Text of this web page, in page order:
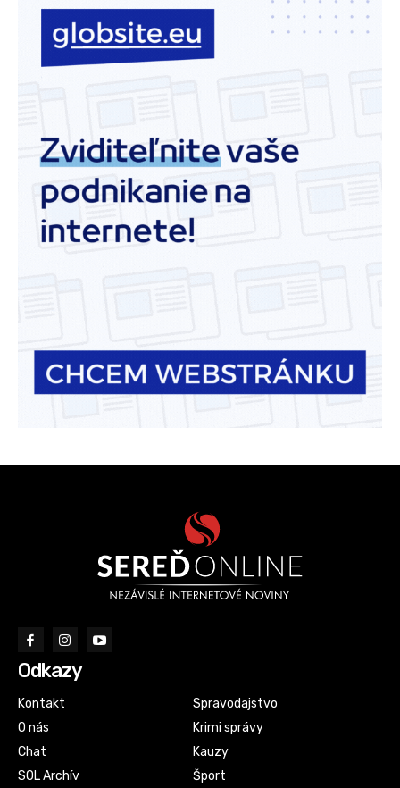
Odkazy
Kontakt
O nás
Chat
SOL Archív
Spravodajstvo
Krimi správy
Kauzy
Šport